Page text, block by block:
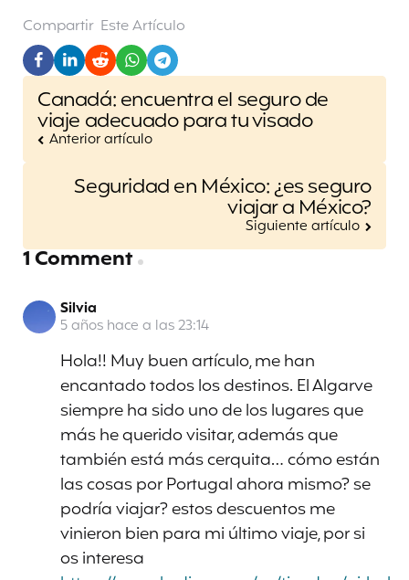
Compartir Este Artículo
Post
navigation
Canadá: encuentra el seguro de
viaje adecuado para tu visado
Anterior artículo
Seguridad en México: ¿es seguro
viajar a México?
Siguiente artículo
1 Comment
Silvia
5 años hace a las 23:14
Hola!! Muy buen artículo, me han
encantado todos los destinos. El Algarve
siempre ha sido uno de los lugares que
más he querido visitar, además que
también está más cerquita… cómo están
las cosas por Portugal ahora mismo? se
podría viajar? estos descuentos me
vinieron bien para mi último viaje, por si
os interesa